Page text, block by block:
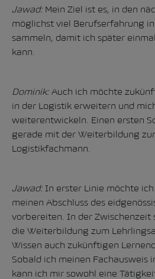
Jawad: Mein Ziel ist es, in den
möglichst viel Berufserfahrung
sammeln, damit ich später
kann.
Dominik: Auch ich möchte
in der Logistik erweitern und
weiterentwickeln. Einen ersten
gerade mit der Weiterbildung
Logistikfachmann.
Jawad: In erster Linie möchte
meinen Abschluss des
vorbereiten. In der Zwischenzeit
die Weiterbildung zum
Wissen auch zukünftigen
Sobald ich meinen Fachausweis
kann ich mir sowohl eine